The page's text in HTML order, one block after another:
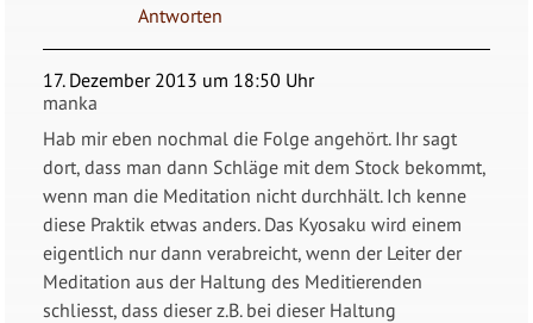
Antworten
17. Dezember 2013 um 18:50 Uhr
manka
Hab mir eben nochmal die Folge angehört. Ihr sagt
dort, dass man dann Schläge mit dem Stock bekommt,
wenn man die Meditation nicht durchhält. Ich kenne
diese Praktik etwas anders. Das Kyosaku wird einem
eigentlich nur dann verabreicht, wenn der Leiter der
Meditation aus der Haltung des Meditierenden
schliesst, dass dieser z.B. bei dieser Haltung